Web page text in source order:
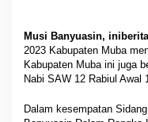
Musi Banyuasin,
2023 Kabupaten Muba
Kabupaten Muba ini juga
Nabi SAW 12 Rabiul Awal
Dalam kesempatan